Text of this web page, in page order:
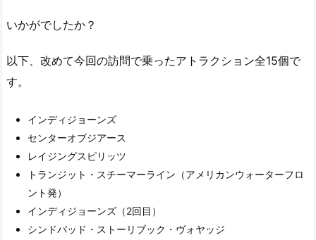
いかがでしたか？
以下、改めて今回の訪問で乗ったアトラクション全15個で
す。
インディジョーンズ
センターオブジアース
レイジングスピリッツ
トランジット・スチーマーライン（アメリカンウォーターフロ
ント発）
インディジョーンズ（2回目）
シンドバッド・ストーリブック・ヴォヤッジ